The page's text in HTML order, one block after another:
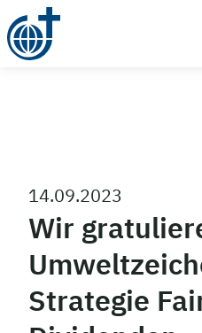
14.09.2023
Wir
Strategie